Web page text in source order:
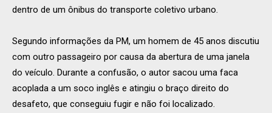
dentro de um ônibus do transporte coletivo urbano.
Segundo informações da PM, um homem de 45 anos discutiu
com outro passageiro por causa da abertura de uma janela
do veículo. Durante a confusão, o autor sacou uma faca
acoplada a um soco inglês e atingiu o braço direito do
desafeto, que conseguiu fugir e não foi localizado.